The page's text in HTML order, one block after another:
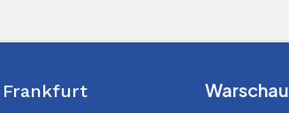
Frankfurt Warschau